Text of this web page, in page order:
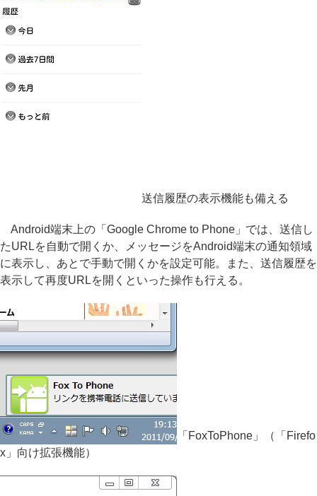
送信履歴の表示機能も備える
Android端末上の「Google Chrome to Phone」では、送信し
たURLを自動で開くか、メッセージをAndroid端末の通知領域
に表示し、あとで手動で開くかを設定可能。また、送信履歴を
表示して再度URLを開くといった操作も行える。
「FoxToPhone」（「Firefo
x」向け拡張機能）